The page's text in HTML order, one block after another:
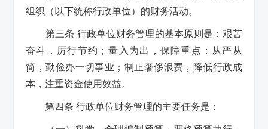
组织（以下统称行政单位）的财务活动。
第三条 行政单位财务管理的基本原则是：艰苦
奋斗，厉行节约；量入为出，保障重点；从严从
简，勤俭办一切事业；制止奢侈浪费，降低行政成
本，注重资金使用效益。
第四条 行政单位财务管理的主要任务是：